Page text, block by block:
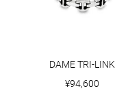
DAME TRI-LINK
¥94,600